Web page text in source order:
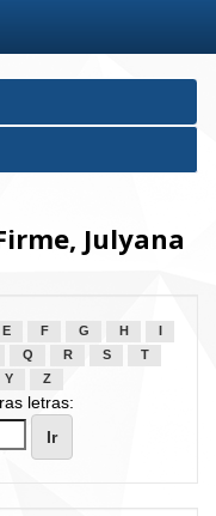
Julyana
E F G H
Q R S
T
Y Z
letras: